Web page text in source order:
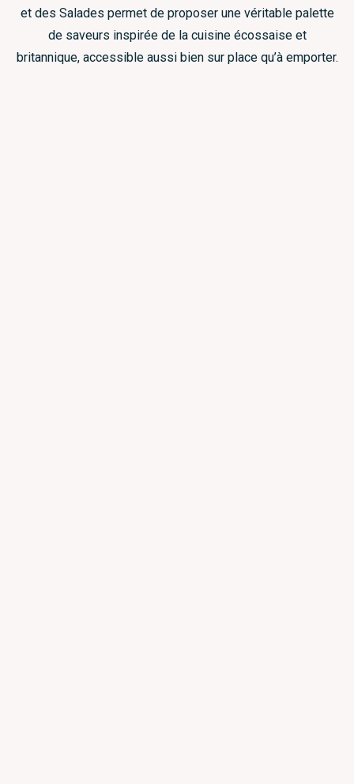
et des Salades permet de proposer une véritable palette
de saveurs inspirée de la cuisine écossaise et
britannique, accessible aussi bien sur place qu’à emporter.